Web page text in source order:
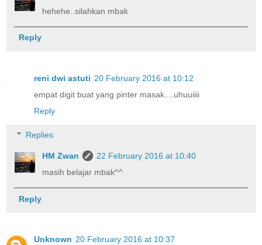
hehehe..silahkan mbak
Reply
reni dwi astuti 20 February 2016 at 10:12
empat digit buat yang pinter masak....uhuuiiii
Reply
Replies
HM Zwan
22 February 2016 at 10:40
masih belajar mbak^^
Reply
Unknown 20 February 2016 at 10:37